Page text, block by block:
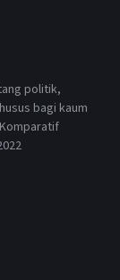
politik,
bagi kaum